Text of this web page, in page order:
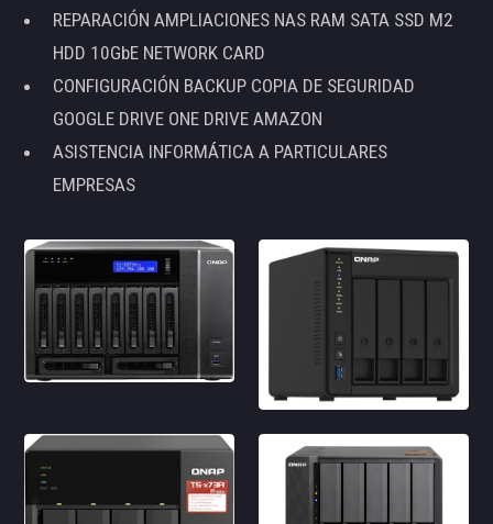
REPARACIÓN AMPLIACIONES NAS RAM SATA SSD M2
HDD 10GbE NETWORK CARD
CONFIGURACIÓN BACKUP COPIA DE SEGURIDAD
GOOGLE DRIVE ONE DRIVE AMAZON
ASISTENCIA INFORMÁTICA A PARTICULARES
EMPRESAS